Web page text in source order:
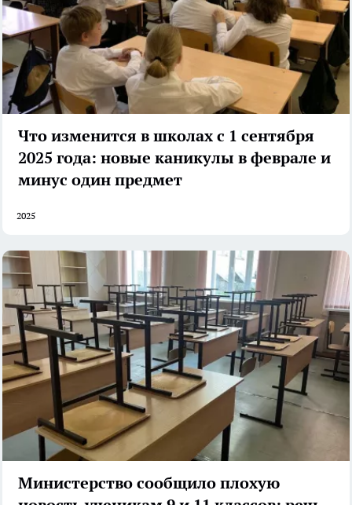
Что изменится в школах с 1 сентября
2025 года: новые каникулы в феврале и
минус один предмет
2025
Министерство сообщило плохую